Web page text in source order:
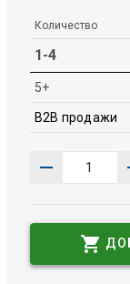
Количество
1-4
5+
B2B продажи